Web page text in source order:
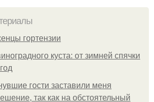
гортензии
куста: от зимней спячки
гости заставили меня
так как на обстоятельный